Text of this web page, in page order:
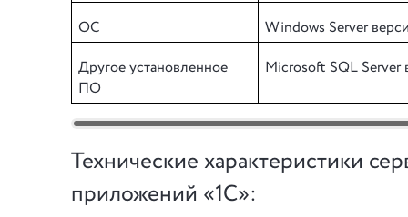
ОС Windows Server
Другое установленное
ПО
Microsoft SQL Server
Технические характеристики
приложений «1С»: